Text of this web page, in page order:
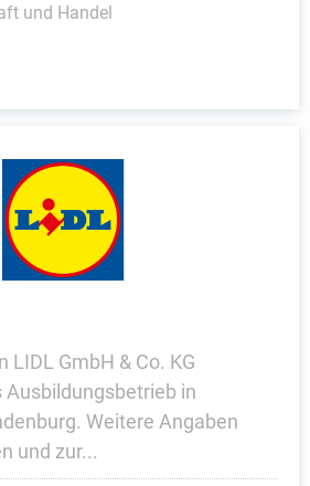
und Handel
LIDL GmbH & Co. KG
Ausbildungsbetrieb in
Weitere Angaben
und zur...